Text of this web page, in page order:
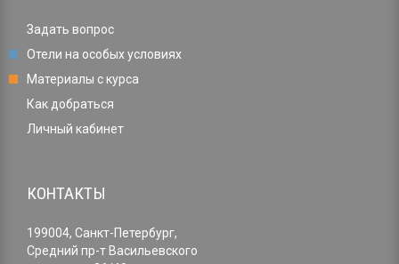
Задать вопрос
Отели на особых условиях
Материалы с курса
Как добраться
Личный кабинет
КОНТАКТЫ
199004, Санкт-Петербург,
Средний пр-т Васильевского